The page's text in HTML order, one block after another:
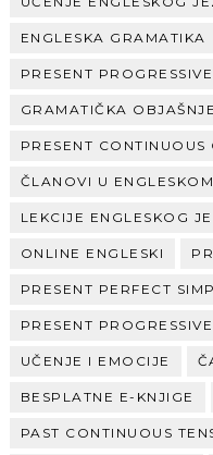
ENGLESKA GRAMATIKA
PRESENT PROGRESSIVE
GRAMATIČKA
PRESENT CONTINUOUS
ČLANOVI U ENGLESKOM
LEKCIJE ENGLESKOG
ONLINE ENGLESKI
PRESENT PERFECT
PRESENT
UČENJE I EMOCIJE
BESPLATNE E-KNJIGE
PAST CONTINUOUS